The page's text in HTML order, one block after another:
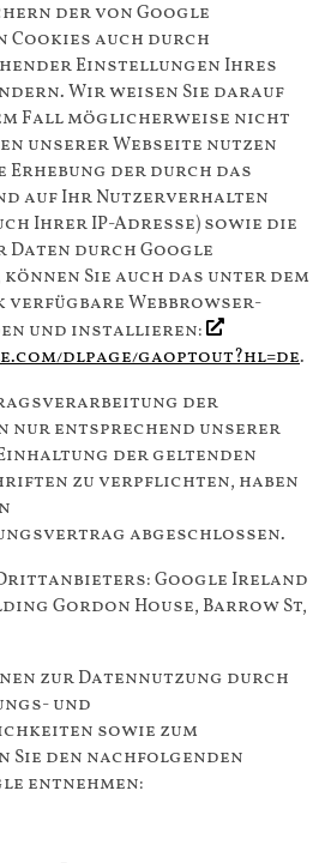
der von Google
auch durch
Einstellungen Ihres
Wir weisen Sie darauf
Fall möglicherweise nicht
unserer Webseite nutzen
Erhebung der durch das
auf Ihr Nutzerverhalten
Ihrer IP-Adresse) sowie die
durch Google
Sie auch das unter dem
Webbrowser-
und installieren:
dlpage/gaoptout?hl=de.
der
nur entsprechend unserer
der geltenden
zu verpflichten, haben
abgeschlossen.
Google Ireland
Gordon House, Barrow St,
zur Datennutzung durch
und
sowie zum
Sie den nachfolgenden
entnehmen: